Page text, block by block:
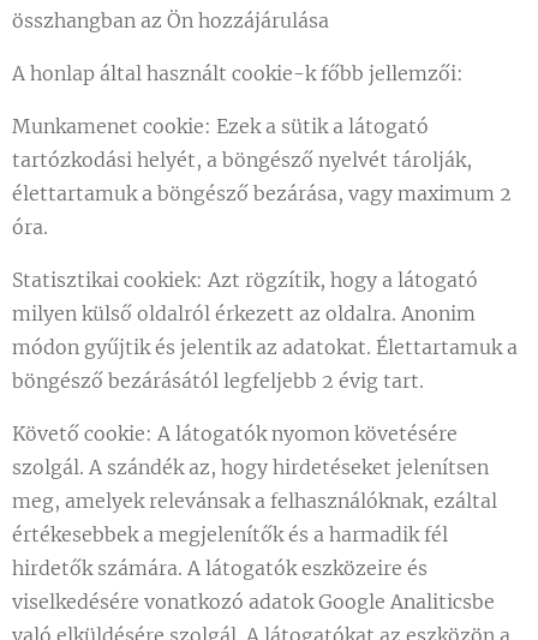
összhangban az Ön hozzájárulása
A honlap által használt cookie-k főbb jellemzői:
Munkamenet cookie: Ezek a sütik a látogató
tartózkodási helyét, a böngésző nyelvét tárolják,
élettartamuk a böngésző bezárása, vagy maximum 2
óra.
Statisztikai cookiek: Azt rögzítik, hogy a látogató
milyen külső oldalról érkezett az oldalra. Anonim
módon gyűjtik és jelentik az adatokat. Élettartamuk a
böngésző bezárásától legfeljebb 2 évig tart.
Követő cookie: A látogatók nyomon követésére
szolgál. A szándék az, hogy hirdetéseket jelenítsen
meg, amelyek relevánsak a felhasználóknak, ezáltal
értékesebbek a megjelenítők és a harmadik fél
hirdetők számára. A látogatók eszközeire és
viselkedésére vonatkozó adatok Google Analiticsbe
való elküldésére szolgál. A látogatókat az eszközön a